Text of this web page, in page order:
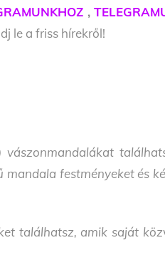
,
le a friss hírekről!
vászonmandalákat
festményeket és
találhatsz, amik saját